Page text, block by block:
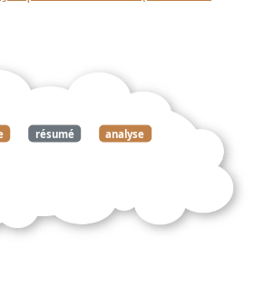
résumé analyse